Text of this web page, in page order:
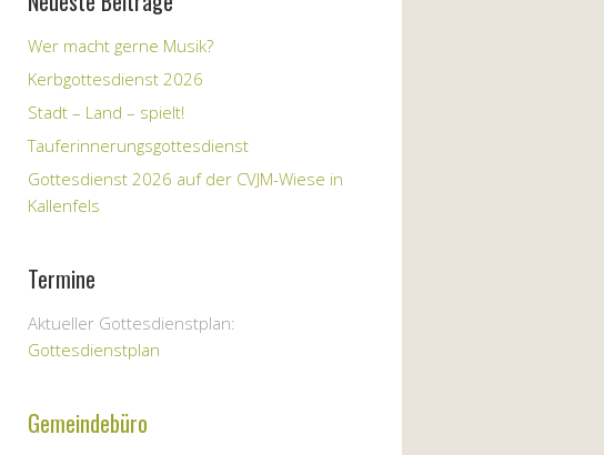
Wer macht gerne Musik?
Kerbgottesdienst 2026
Stadt – Land – spielt!
Tauferinnerungsgottesdienst
Gottesdienst 2026 auf der CVJM-Wiese in
Kallenfels
Termine
Aktueller Gottesdienstplan:
Gottesdienstplan
Gemeindebüro